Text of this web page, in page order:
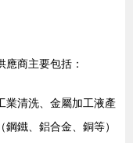
商主要包括：
業清洗、金屬加工液產
鐵、鋁合金、銅等）